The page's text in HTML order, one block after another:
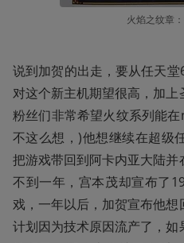
火焰之纹章
说到加贺的出走，要从任天
对这个新主机期望很高，加上
粉丝们非常希望火纹系列能
不这么想，)他想继续在超级
把游戏带回到阿卡内亚大陆
不到一年，宫本茂却宣布了
戏，一年以后，加贺宣布他
计划因为技术原因流产了，